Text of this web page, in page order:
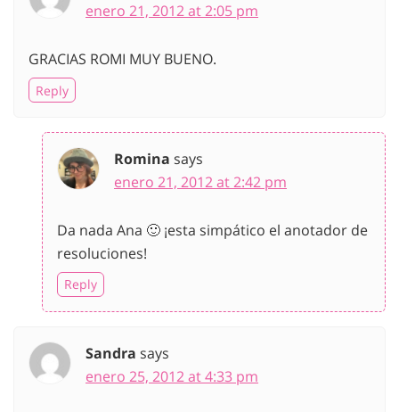
enero 21, 2012 at 2:05 pm
GRACIAS ROMI MUY BUENO.
Reply
Romina says
enero 21, 2012 at 2:42 pm
Da nada Ana 🙂 ¡esta simpático el anotador de
resoluciones!
Reply
Sandra says
enero 25, 2012 at 4:33 pm